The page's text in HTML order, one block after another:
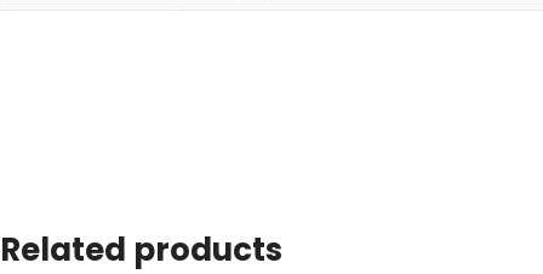
Related products